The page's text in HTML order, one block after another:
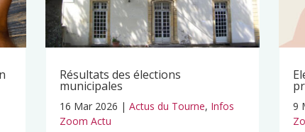
Résultats des élections
municipales
16 Mar 2026 | Actus du Tourne, Infos
Zoom Actu
9